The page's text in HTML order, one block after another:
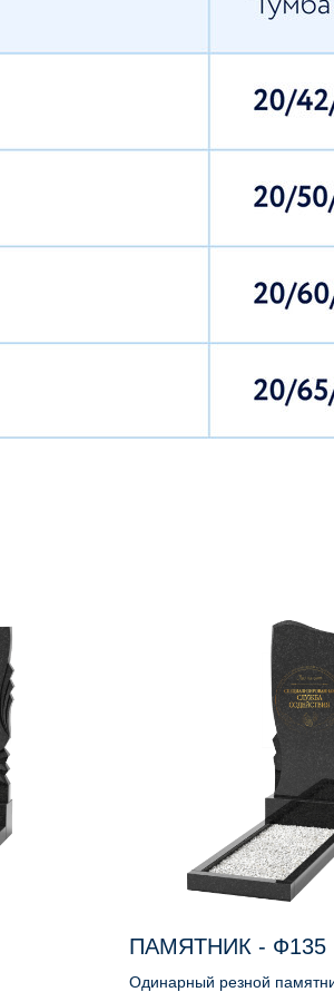
ПАМЯТНИК - Ф135
Одинарный резной